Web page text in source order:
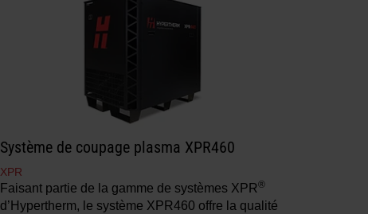
Système de coupage plasma XPR460
XPR
Faisant partie de la gamme de systèmes XPR®
d’Hypertherm, le système XPR460 offre la qualité